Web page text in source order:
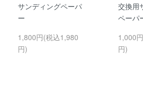
サンディングペーパ
ー
1,800円(税込1,980
円)
交換用
ペーパ
1,000
円)